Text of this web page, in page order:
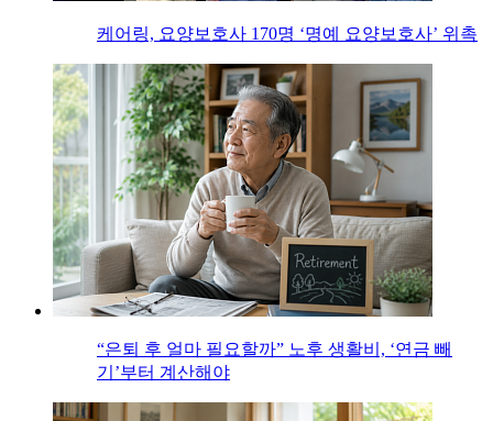
케어링, 요양보호사 170명 ‘명예 요양보호사’ 위촉
“은퇴 후 얼마 필요할까” 노후 생활비, ‘연금 빼
기’부터 계산해야